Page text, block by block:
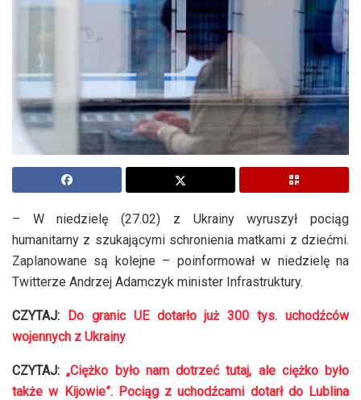
– W niedzielę (27.02) z Ukrainy wyruszył pociąg
humanitarny z szukającymi schronienia matkami z dziećmi.
Zaplanowane są kolejne – poinformował w niedzielę na
Twitterze Andrzej Adamczyk minister Infrastruktury.
CZYTAJ: Do granic UE dotarło już 300 tys. uchodźców
wojennych z Ukrainy
CZYTAJ:„Ciężko było nam dotrzeć tutaj, ale ciężko było
także w Kijowie”. Pociąg z uchodźcami dotarł do Lublina